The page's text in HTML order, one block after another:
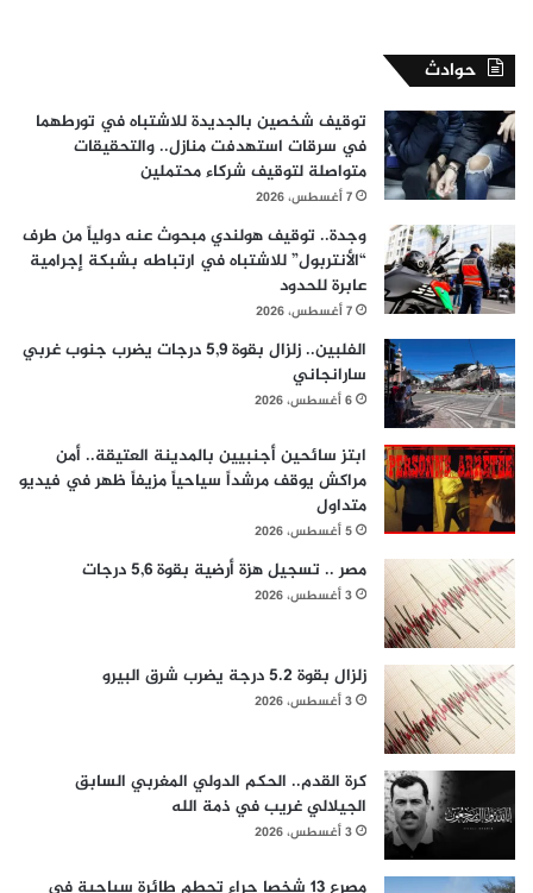
حوادث
توقيف شخصين بالجديدة للاشتباه في تورطهما
في سرقات استهدفت منازل.. والتحقيقات
متواصلة لتوقيف شركاء محتملين
7 أغسطس، 2026
وجدة.. توقيف هولندي مبحوث عنه دولياً من طرف
“الأنتربول” للاشتباه في ارتباطه بشبكة إجرامية
عابرة للحدود
7 أغسطس، 2026
الفلبين.. زلزال بقوة 5,9 درجات يضرب جنوب غربي
سارانجاني
6 أغسطس، 2026
ابتز سائحين أجنبيين بالمدينة العتيقة.. أمن
مراكش يوقف مرشداً سياحياً مزيفاً ظهر في فيديو
متداول
5 أغسطس، 2026
مصر .. تسجيل هزة أرضية بقوة 5,6 درجات
3 أغسطس، 2026
زلزال بقوة 5.2 درجة يضرب شرق البيرو
3 أغسطس، 2026
كرة القدم.. الحكم الدولي المغربي السابق
الجيلالي غريب في ذمة الله
3 أغسطس، 2026